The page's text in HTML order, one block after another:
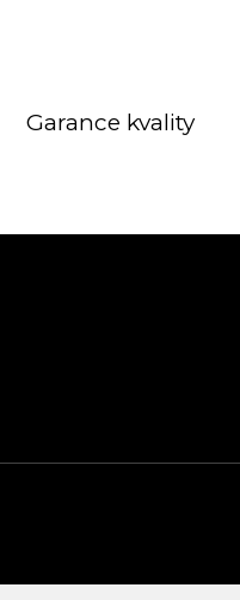
Garance kvality